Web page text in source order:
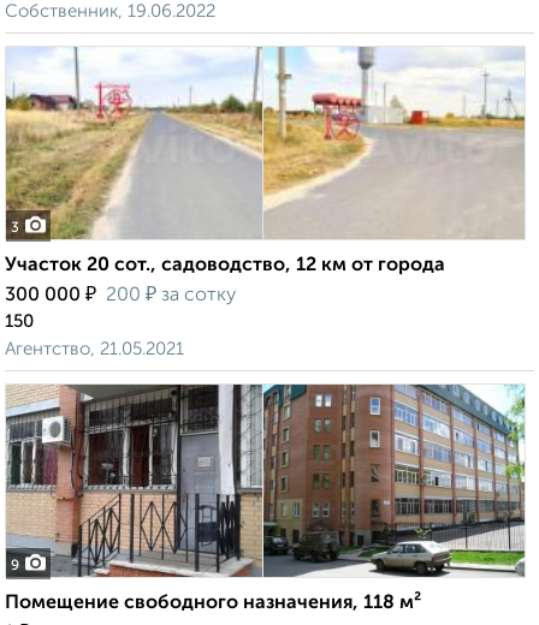
Собственник, 19.06.2022
3
Участок 20 сот., садоводство, 12 км от города
300 000 ₽ 200 ₽ за сотку
150
Агентство, 21.05.2021
9
Помещение свободного назначения, 118 м²